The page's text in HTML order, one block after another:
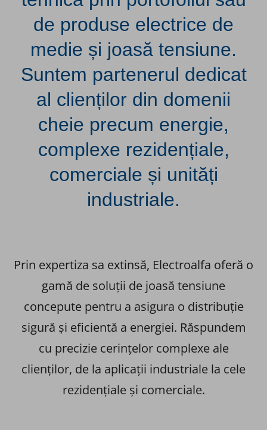
de produse electrice de
medie și joasă tensiune.
Suntem partenerul dedicat
al clienților din domenii
cheie precum energie,
complexe rezidențiale,
comerciale și unități
industriale.
Prin expertiza sa extinsă, Electroalfa oferă o
gamă de soluții de joasă tensiune
concepute pentru a asigura o distribuție
sigură și eficientă a energiei. Răspundem
cu precizie cerințelor complexe ale
clienților, de la aplicații industriale la cele
rezidențiale și comerciale.